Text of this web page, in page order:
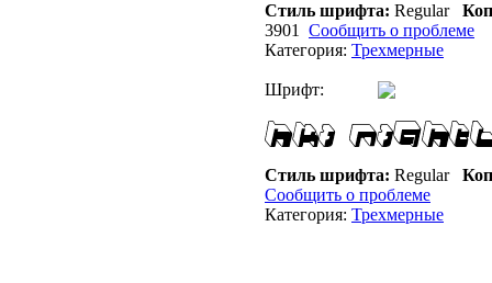
Стиль шрифта: Regular
3901
Сообщить о проблеме
Категория: Трехмерные
Шрифт:
Стиль шрифта: Regular
Сообщить о проблеме
Категория: Трехмерные